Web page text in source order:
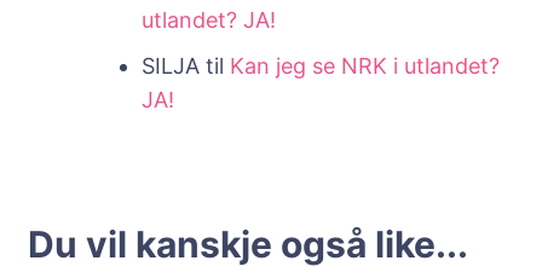
utlandet? JA!
SILJA til Kan jeg se NRK i utlandet?
JA!
Du vil kanskje også like...